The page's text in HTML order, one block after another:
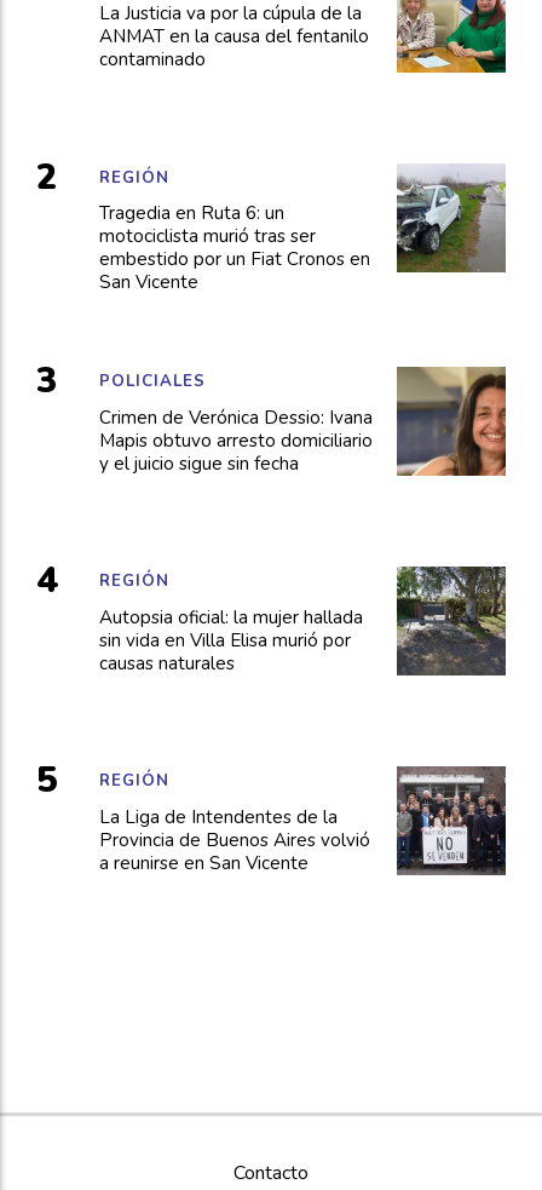
La Justicia va por la cúpula de la
ANMAT en la causa del fentanilo
contaminado
Tragedia en Ruta 6: un
motociclista murió tras ser
embestido por un Fiat Cronos en
San Vicente
REGIÓN
Crimen de Verónica Dessio: Ivana
Mapis obtuvo arresto domiciliario
y el juicio sigue sin fecha
POLICIALES
Autopsia oficial: la mujer hallada
sin vida en Villa Elisa murió por
causas naturales
REGIÓN
La Liga de Intendentes de la
Provincia de Buenos Aires volvió
a reunirse en San Vicente
REGIÓN
Contacto